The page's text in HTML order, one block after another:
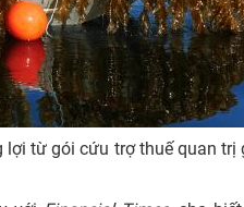
từ gói cứu trợ thuế quan trị